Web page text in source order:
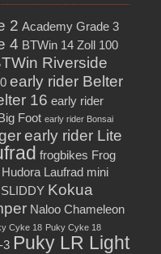
2 Academy Grade 3
4 BTWin 14 Zoll 100
Riverside
early rider Belter
16 early rider
Foot early rider Bonsai
early rider Lite
frogbikes Frog
Hudora Laufrad mini
Kokua
Naloo Chameleon
Cyke 18 Puky Cyke 18
3 Puky LR Light